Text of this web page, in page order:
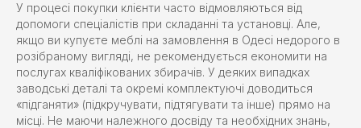
У процесі покупки клієнти часто відмовляються від
допомоги спеціалістів при складанні та установці. Але,
якщо ви купуєте меблі на замовлення в Одесі недорого в
розібраному вигляді, не рекомендується економити на
послугах кваліфікованих збирачів. У деяких випадках
заводські деталі та окремі комплектуючі доводиться
«підганяти» (підкручувати, підтягувати та інше) прямо на
місці. Не маючи належного досвіду та необхідних знань,